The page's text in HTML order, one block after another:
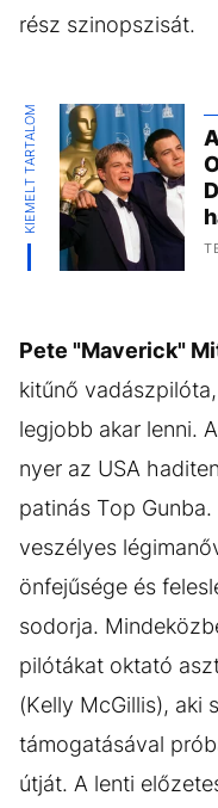
rész szinopszisát.
KIEMELT TARTALOM
Pete "Maverick"
kitűnő
legjobb akar lenni.
nyer az USA
patinás Top
veszélyes
önfejűsége és
sodorja.
pilótákat oktató
(Kelly McGillis), aki
támogatásával
útját. A lenti